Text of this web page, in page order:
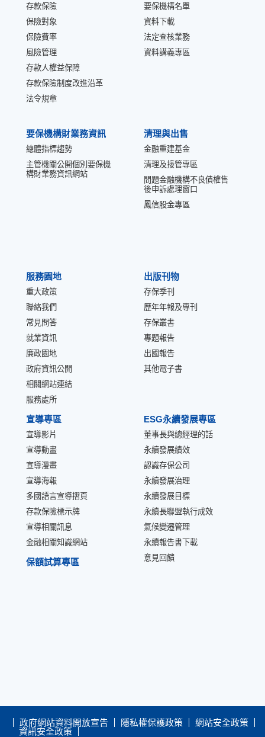
存款保險
保險對象
保險費率
風險管理
存款人權益保障
存款保險制度改進沿革
法令規章
要保機構名單
資料下載
法定查核業務
資料講義專區
要保機構財業務資訊
總體指標趨勢
主管機關公開個別要保機
構財業務資訊網站
清理與出售
金融重建基金
清理及接管專區
問題金融機構不良債權售
後申訴處理窗口
鳳信股金專區
服務園地
重大政策
聯絡我們
常見問答
就業資訊
廉政園地
政府資訊公開
相關網站連結
服務處所
出版刊物
存保季刊
歷年年報及專刊
存保叢書
專題報告
出國報告
其他電子書
宣導專區
宣導影片
宣導動畫
宣導漫畫
宣導海報
多國語言宣導摺頁
存款保險標示牌
宣導相關訊息
金融相關知識網站
ESG永續發展專區
董事長與總經理的話
永續發展績效
認識存保公司
永續發展治理
永續發展目標
永續長聯盟執行成效
氣候變遷管理
永續報告書下載
意見回饋
保額試算專區
政府網站資料開放宣告 隱私權保護政策
網站安全政策
資訊安全政策